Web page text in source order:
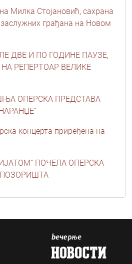
Милка Стојановић, сахрана
заслужних грађана на Новом
ДВЕ И ПО ГОДИНЕ ПАУЗЕ,
РЕПЕРТОАР ВЕЛИКЕ
ОПЕРСКА ПРЕДСТАВА
концерта приређена на
ПОЧЕЛА ОПЕРСКА